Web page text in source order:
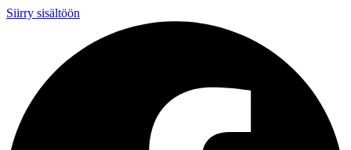
Siirry sisältöön